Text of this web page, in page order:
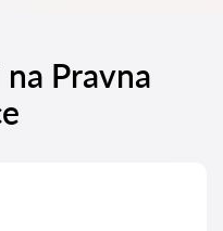
Pravna